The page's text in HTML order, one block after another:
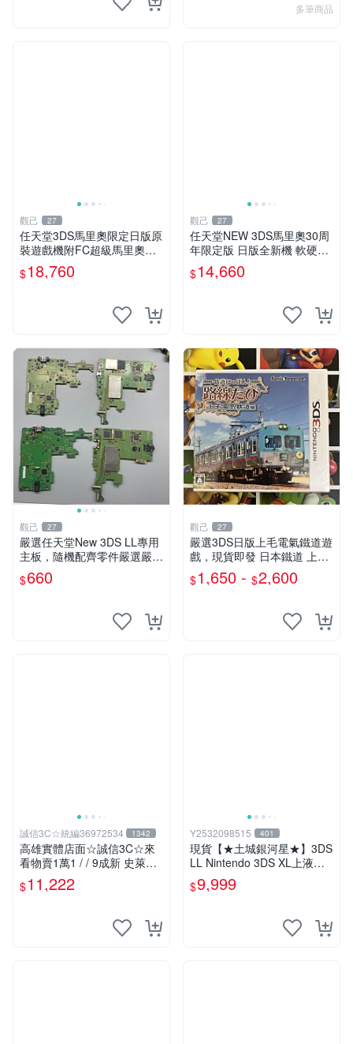
多筆商品
觀己 27
任天堂3DS馬里奧限定日版原
裝遊戲機附FC超級馬里奧全
箱包贈 原系統未破解 98新 成
色優異 功能正常 超級馬里歐
$18,760
觀己 27
任天堂NEW 3DS馬里奧30周
年限定版 日版全新機 軟硬體
俱佳 馬里奧限定版 NEW 3D
S 日版未拆封 原廠包裝附送
$14,660
觀己 27
嚴選任天堂New 3DS LL專用
主板，隨機配齊零件嚴選嚴選
任天堂New 3DS LL專用主
板，隨機配齊零件 製作零組
$660
觀己 27
嚴選3DS日版上毛電氣鐵道遊
戲，現貨即發 日本鐵道 上毛
電氣鐵道 3DS 游戲
$1,650 - $2,600
誠信3C☆統編36972534 1342
高雄實體店面☆誠信3C☆來
看物賣1萬1 / / 9成新 史萊姆
勇者鬥惡龍 限定版 無改機 任
天堂 3DS LL 日規主機 二手
$11,222
Y2532098515 401
現貨【★土城銀河星★】3DS
LL Nintendo 3DS XL上液晶
上螢幕 L.R鍵維修.觸控螢幕
等更換.外殼破裂更換賣場另
$9,999